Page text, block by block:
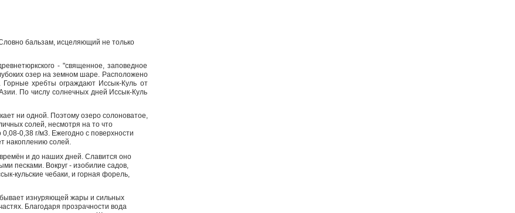
бальзам, исцеляющий не только
- "священное, заповедное
озер на земном шаре. Расположено
хребты ограждают Иссык-Куль от
По числу солнечных дней Иссык-Куль
ни одной. Поэтому озеро солоноватое,
солей, несмотря на то что
0,38 г/м3. Ежегодно с поверхности
накоплению солей.
и до наших дней. Славится оно
песками. Вокруг - изобилие садов,
кульские чебаки, и горная форель,
бывает изнуряющей жары и сильных
Благодаря прозрачности вода